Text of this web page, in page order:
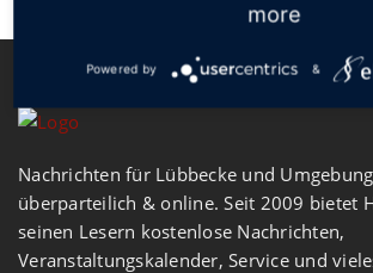
Nachrichten für Lübbecke und
überparteilich & online. Seit 2009 bietet
seinen Lesern kostenlose Nachrichten,
Veranstaltungskalender, Service und
more
Powered by &